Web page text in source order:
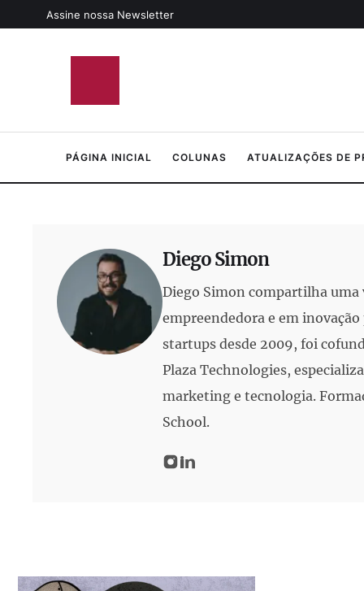
Assine nossa Newsletter
PÁGINA INICIAL COLUNAS ATUALIZAÇÕES DE
Diego Simon
Diego Simon compartilha uma
empreendedora e em
startups desde 2009, foi
Plaza Technologies,
marketing e tecnologia.
School.